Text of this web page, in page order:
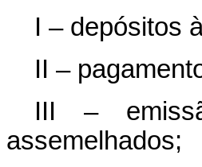
I – depósitos
II –
III –
assemelhados;